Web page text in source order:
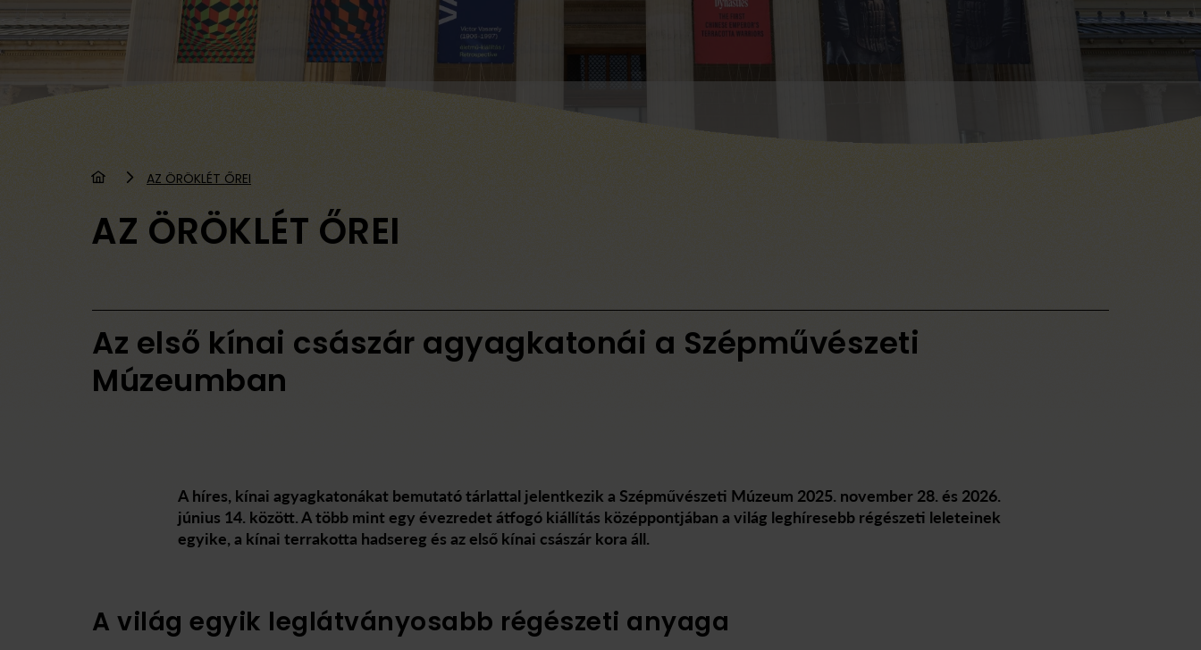
AZ ÖRÖKLÉT ŐREI
AZ ÖRÖKLÉT ŐREI
Az első kínai császár agyagkatonái a Szépművészeti
Múzeumban
A híres, kínai agyagkatonákat bemutató tárlattal jelentkezik a Szépművészeti Múzeum 2025. november 28. és 2026.
június 14. között. A több mint egy évezredet átfogó kiállítás középpontjában a világ leghíresebb régészeti leleteinek
egyike, a kínai terrakotta hadsereg és az első kínai császár kora áll.
A világ egyik leglátványosabb régészeti anyaga